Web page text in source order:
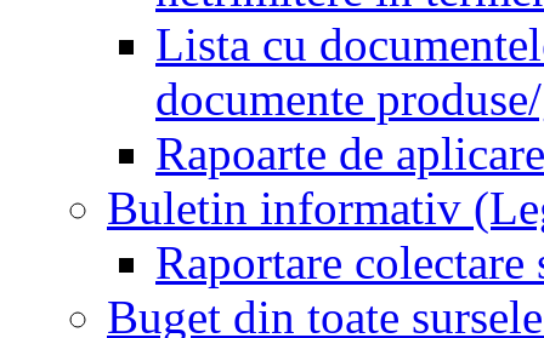
Lista cu
documente
Rapoarte de
Buletin informativ
Raportare colectare
Buget din toate